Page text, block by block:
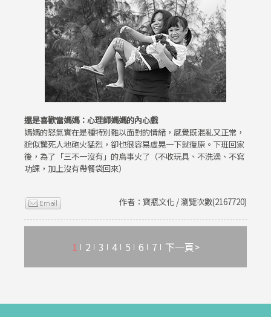
還是喜歡當媽媽：心理師媽媽的內心戲
媽媽的怒氣實在是種特別難以面對的情緒，感覺既混亂又正常，
貌似驚死人地砲火猛烈，卻也很容易虛晃一下就復原。下班回家
後，為了「三不一沒有」的鳥事火了（不收玩具、不洗澡、不寫
功課，加上沒有帶餐袋回來）
作者：寶瓶文化 / 瀏覽次數(2167720)
1 2 3 4 5 6 7 下一頁>